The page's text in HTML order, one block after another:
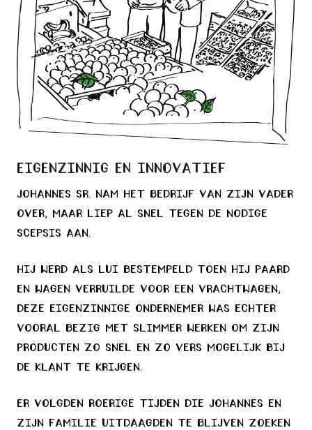
Eigenzinnig en innovatief
Johannes Sr. nam het bedrijf van zijn vader
over, maar liep al snel tegen de nodige
scepsis aan.
Hij werd als lui bestempeld toen hij paard
en wagen verruilde voor een vrachtwagen,
Deze eigenzinnige ondernemer was echter
vooral bezig met slimmer werken om zijn
producten zo snel en zo vers mogelijk bij
de klant te krijgen.
Er volgden roerige tijden die Johannes en
zijn familie uitdaagden te blijven zoeken